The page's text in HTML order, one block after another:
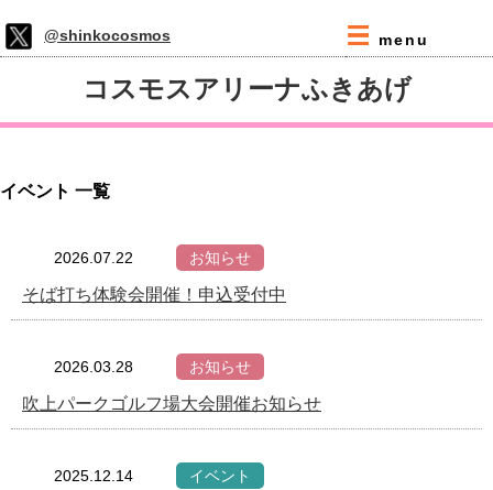
コスモスアリーナふきあげ
menu
@shinkocosmos
イベント 一覧
2026.07.22 お知らせ
そば打ち体験会開催！申込受付中
2026.03.28 お知らせ
吹上パークゴルフ場大会開催お知らせ
2025.12.14 イベント